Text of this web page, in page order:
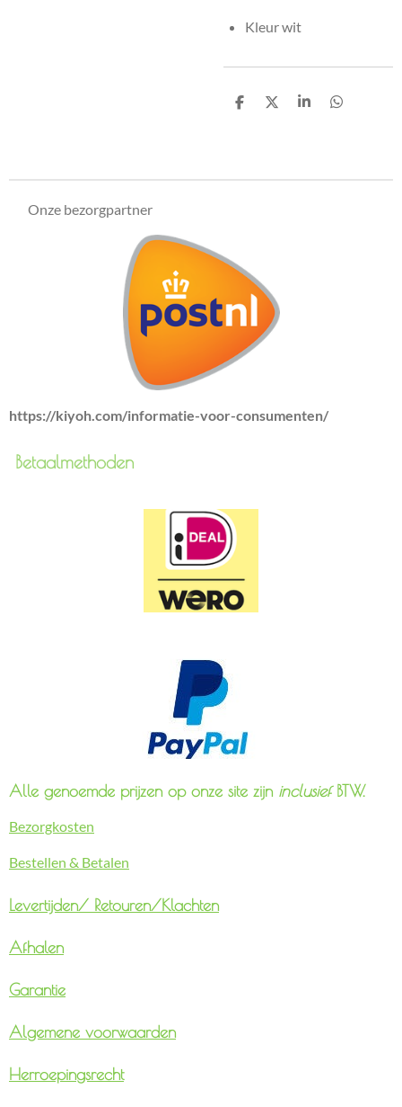
Kleur wit
D
D
S
D
Onze bezorgpartner
https://kiyoh.com/informatie-voor-consumenten/
Betaalmethoden
Alle genoemde prijzen op onze site zijn inclusiefBTW.
Bezorgkosten
Bestellen & Betalen
Levertijden/ Retouren/Klachten
Afhalen
Garantie
Algemene voorwaarden
Herroepingsrecht